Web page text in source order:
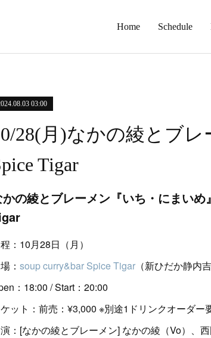
Home Schedule
03:00
28(月)なかの綾とブレ
Tigar
かの綾とブレーメン『いち・にまい
：10月28日（月）
： soup curry&bar Spice Tigar （新ひだか静内
：18:00 / Start：20:00
ット：前売：¥3,000 ※別途1ドリンクオーダー
：[なかの綾とブレーメン] なかの綾（Vo）、